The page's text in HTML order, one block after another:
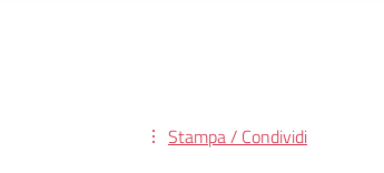
Stampa / Condividi